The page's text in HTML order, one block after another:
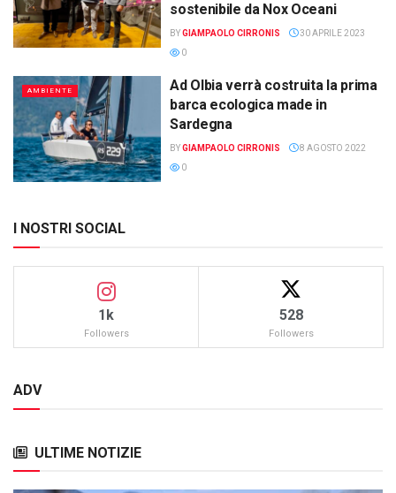
sostenibile da Nox Oceani
BYGIAMPAOLO CIRRONIS
30 APRILE 2023
0
AMBIENTE
Ad Olbia verrà costruita la prima
barca ecologica made in
Sardegna
BYGIAMPAOLO CIRRONIS
8 AGOSTO 2022
0
I NOSTRI SOCIAL
1k
Followers
528
Followers
ADV
ULTIME NOTIZIE